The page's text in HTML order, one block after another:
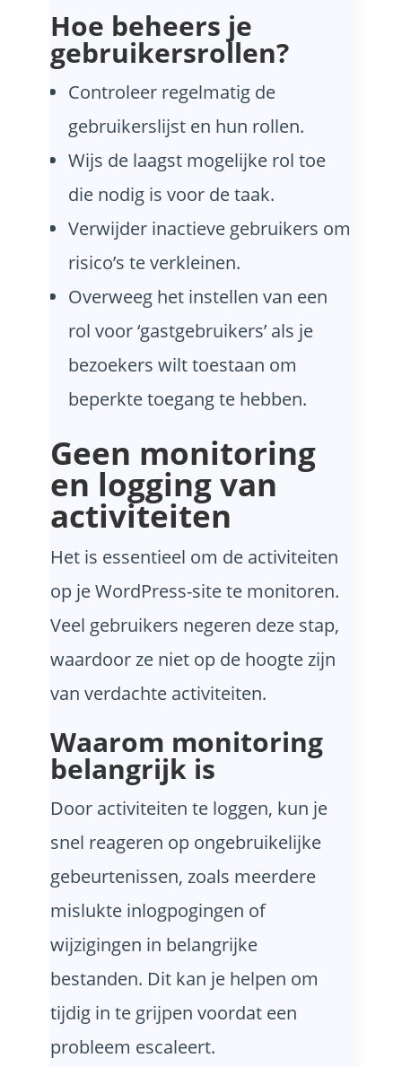
Hoe beheers je
gebruikersrollen?
Controleer regelmatig de
gebruikerslijst en hun rollen.
Wijs de laagst mogelijke rol toe
die nodig is voor de taak.
Verwijder inactieve gebruikers om
risico’s te verkleinen.
Overweeg het instellen van een
rol voor ‘gastgebruikers’ als je
bezoekers wilt toestaan om
beperkte toegang te hebben.
Geen monitoring
en logging van
activiteiten
Het is essentieel om de activiteiten
op je WordPress-site te monitoren.
Veel gebruikers negeren deze stap,
waardoor ze niet op de hoogte zijn
van verdachte activiteiten.
Waarom monitoring
belangrijk is
Door activiteiten te loggen, kun je
snel reageren op ongebruikelijke
gebeurtenissen, zoals meerdere
mislukte inlogpogingen of
wijzigingen in belangrijke
bestanden. Dit kan je helpen om
tijdig in te grijpen voordat een
probleem escaleert.